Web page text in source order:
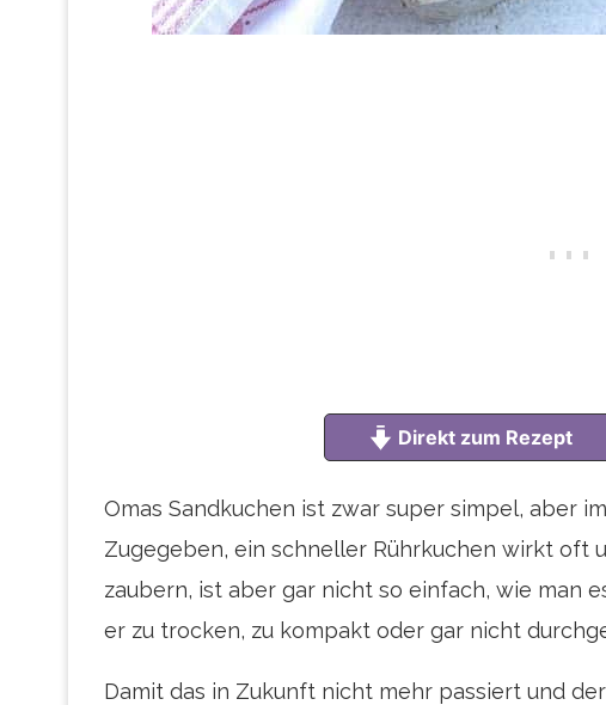
Direkt zum Rezept
Omas Sandkuchen ist zwar super simpel, aber
Zugegeben, ein schneller Rührkuchen wirkt oft
zaubern, ist aber gar nicht so einfach, wie man
er zu trocken, zu kompakt oder gar nicht
Damit das in Zukunft nicht mehr passiert und